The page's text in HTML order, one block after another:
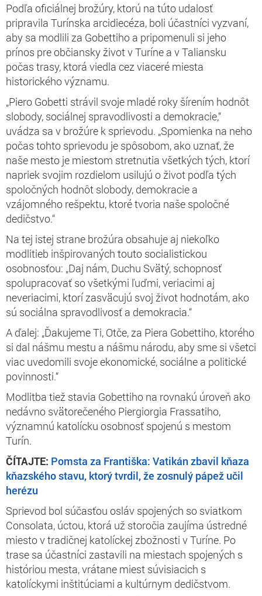
Podľa oficiálnej brožúry, ktorú na túto udalosť
pripravila Turínska arcidiecéza, boli účastníci vyzvaní,
aby sa modlili za Gobettiho a pripomenuli si jeho
prínos pre občiansky život v Turíne a v Taliansku
počas trasy, ktorá viedla cez viaceré miesta
historického významu.
„Piero Gobetti strávil svoje mladé roky šírením hodnôt
slobody, sociálnej spravodlivosti a demokracie,“
uvádza sa v brožúre k sprievodu. „Spomienka na neho
počas tohto sprievodu je spôsobom, ako uznať, že
naše mesto je miestom stretnutia všetkých tých, ktorí
napriek svojim rozdielom usilujú o život podľa tých
spoločných hodnôt slobody, demokracie a
vzájomného rešpektu, ktoré tvoria naše spoločné
dedičstvo.“
Na tej istej strane brožúra obsahuje aj niekoľko
modlitieb inšpirovaných touto socialistickou
osobnosťou: „Daj nám, Duchu Svätý, schopnosť
spolupracovať so všetkými ľuďmi, veriacimi aj
neveriacimi, ktorí zasväcujú svoj život hodnotám, ako
sú sociálna spravodlivosť a demokracia.“
A ďalej: „Ďakujeme Ti, Otče, za Piera Gobettiho, ktorého
si dal nášmu mestu a nášmu národu, aby sme si všetci
viac uvedomili svoje ekonomické, sociálne a politické
povinnosti.“
Modlitba tiež stavia Gobettiho na rovnakú úroveň ako
nedávno svätorečeného Piergiorgia Frassatiho,
významnú katolícku osobnosť spojenú s mestom
Turín.
ČÍTAJTE: Pomsta za Františka: Vatikán zbavil kňaza
kňazského stavu, ktorý tvrdil, že zosnulý pápež učil
herézu
Sprievod bol súčasťou osláv spojených so sviatkom
Consolata, úctou, ktorá už storočia zaujíma ústredné
miesto v tradičnej katolíckej zbožnosti v Turíne. Po
trase sa účastníci zastavili na miestach spojených s
históriou mesta, vrátane miest súvisiacich s
katolíckymi inštitúciami a kultúrnym dedičstvom.